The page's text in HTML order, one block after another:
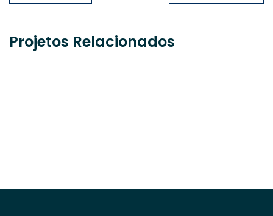
Projetos Relacionados